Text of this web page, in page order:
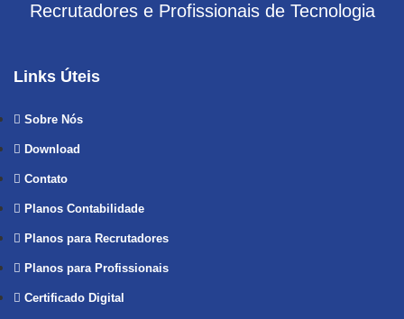
Recrutadores e Profissionais de Tecnologia
Links Úteis
Sobre Nós
Download
Contato
Planos Contabilidade
Planos para Recrutadores
Planos para Profissionais
Certificado Digital